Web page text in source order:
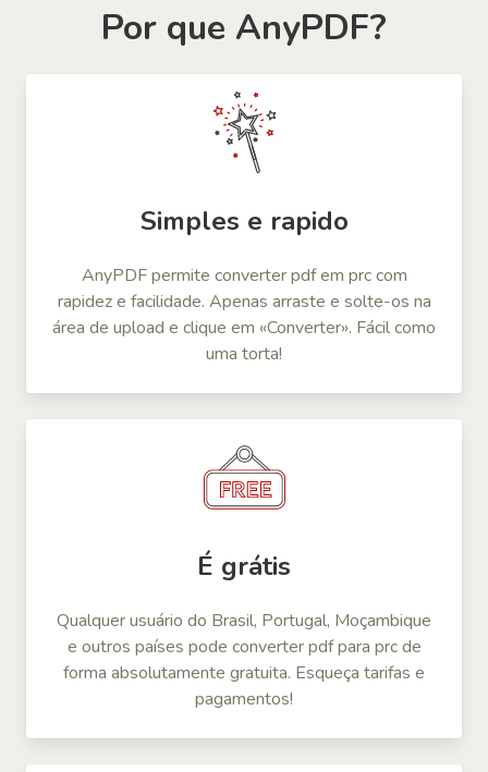
Por que AnyPDF?
Simples e rapido
AnyPDF permite converter pdf em prc com
rapidez e facilidade. Apenas arraste e solte-os na
área de upload e clique em «Converter». Fácil como
uma torta!
É grátis
Qualquer usuário do Brasil, Portugal, Moçambique
e outros países pode converter pdf para prc de
forma absolutamente gratuita. Esqueça tarifas e
pagamentos!